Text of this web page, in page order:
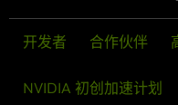
开发者 合作伙伴
NVIDIA 初创加速计划